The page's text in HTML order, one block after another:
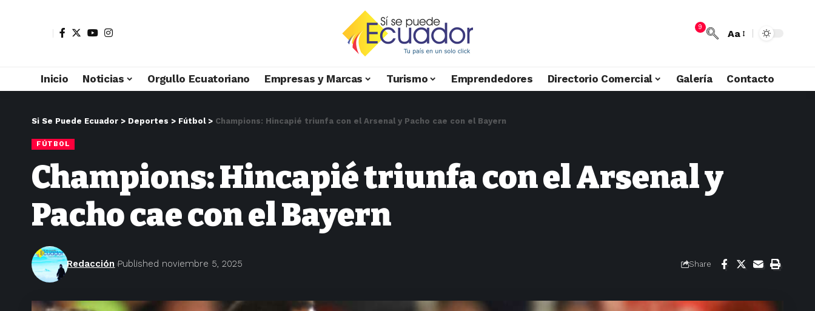
9
Aa
Inicio Noticias Orgullo Ecuatoriano Empresas y Marcas Turismo Emprendedores Directorio Comercial Galería Contacto
Si Se Puede Ecuador > Deportes > Fútbol> Champions: Hincapié triunfa con el Arsenal y Pacho cae con el Bayern
FÚTBOL
Champions: Hincapié triunfa con el Arsenal y
Pacho cae con el Bayern
Redacción Published noviembre 5, 2025 Share